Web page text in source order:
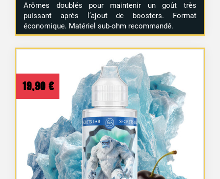
Arômes doublés pour maintenir un goût très
puissant après l’ajout de boosters. Format
économique. Matériel sub-ohm recommandé.
19,90 €